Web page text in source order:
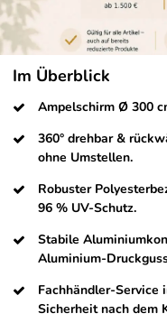
Im Überblick
Ampelschirm Ø 300
360° drehbar &
ohne Umstellen.
Robuster
96 % UV-Schutz.
Stabile
Aluminium-
Fachhändler-Service
Sicherheit nach dem